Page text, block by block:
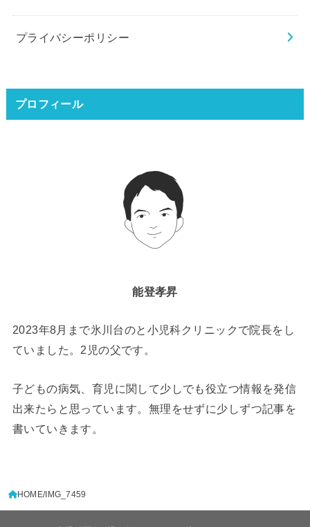
プライバシーポリシー
プロフィール
能登孝昇
2023年8月まで氷川台のと小児科クリニックで院長をし
ていました。2児の父です。
子どもの病気、育児に関して少しでも役立つ情報を発信
出来たらと思っています。無理をせずに少しずつ記事を
書いていきます。
HOME IMG_7459